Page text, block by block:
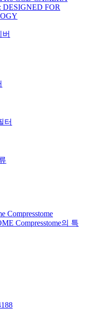
FOR
터
Compresstome
Compresstome의 특